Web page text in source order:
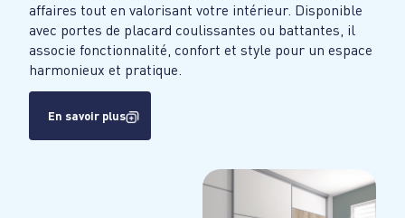
affaires tout en valorisant votre intérieur. Disponible
avec portes de placard coulissantes ou battantes, il
associe fonctionnalité, confort et style pour un espace
harmonieux et pratique.
En savoir plus